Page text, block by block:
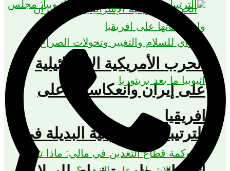
الحرب الأمريكية الإسرائيلية
على إيران وانعكاساتها على
افريقيا
الترتيبات الفيدرالية البديلة في